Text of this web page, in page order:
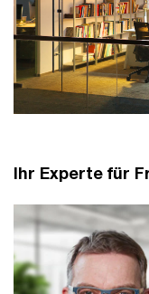
Ihr Experte für